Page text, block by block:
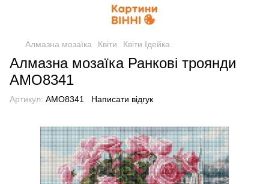
Алмазна мозаїка Квіти Квіти Ідейка
Алмазна мозаїка Ранкові троянди
AMO8341
Артикул: AMO8341 Написати відгук